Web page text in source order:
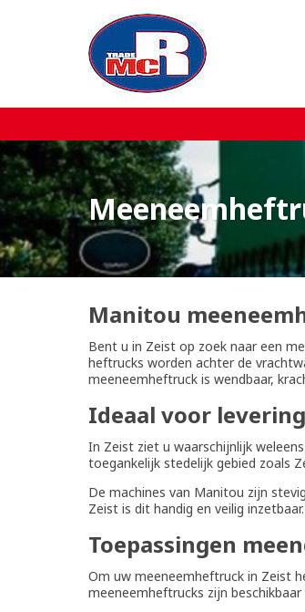
Over MCR
Verkoop
Service
Manitou
Bent u in Zeist op zoek naar een
heftrucks worden achter de
meeneemheftruck is wendbaar,
Ideaal voor
In Zeist ziet u waarschijnlijk
toegankelijk stedelijk gebied zoals
De machines van Manitou zijn
Zeist is dit handig en veilig
Toepassingen
Om uw meeneemheftruck in Zeist
meeneemheftrucks zijn